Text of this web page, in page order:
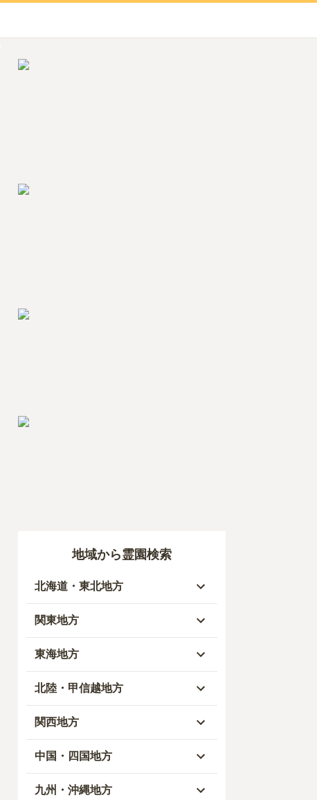
地域から霊園検索
北海道・東北地方
北海道
青森県
秋田県
岩手県
山形県
宮城県
関東地方
東京都
神奈川県
埼玉県
千葉県
茨城県
東海地方
愛知県
岐阜県
静岡県
三重県
北陸・甲信越地方
富山県
石川県
福井県
関西地方
大阪府
兵庫県
中国・四国地方
岡山県
九州・沖縄地方